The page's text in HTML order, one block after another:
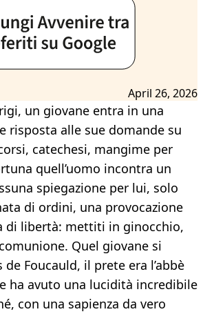
April 26, 2026
un giovane entra in una
risposta alle sue domande su
catechesi, mangime per
quell’uomo incontra un
spiegazione per lui, solo
di ordini, una provocazione
di libertà: mettiti in ginocchio,
Quel giovane si
de Foucauld, il prete era l’abbè
ha avuto una lucidità incredibile
con una sapienza da vero